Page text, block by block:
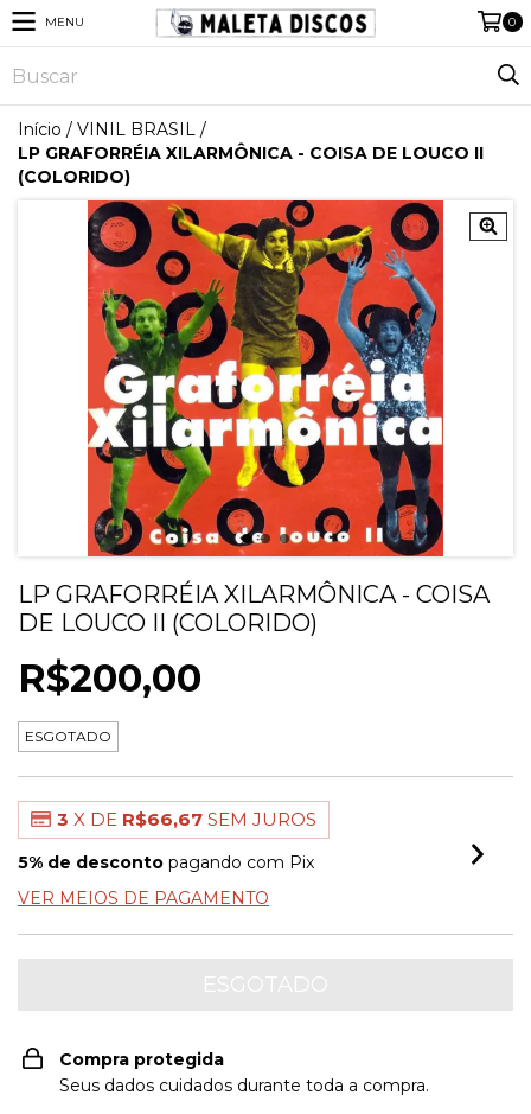
MENU 0
Início / VINIL BRASIL /
LP GRAFORRÉIA XILARMÔNICA - COISA DE LOUCO II
(COLORIDO)
LP GRAFORRÉIA XILARMÔNICA - COISA
DE LOUCO II (COLORIDO)
R$200,00
ESGOTADO
3 X DE R$66,67 SEM JUROS
5% de desconto pagando com Pix
VER MEIOS DE PAGAMENTO
Compra protegida
Seus dados cuidados durante toda a compra.